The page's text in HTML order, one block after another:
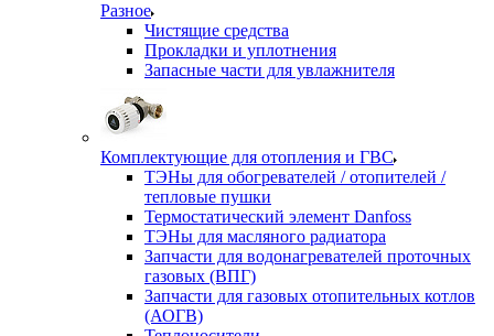
Разное
Чистящие средства
Прокладки и уплотнения
Запасные части для увлажнителя
Комплектующие для отопления и ГВС
ТЭНы для обогревателей / отопителей /
тепловые пушки
Термостатический элемент Danfoss
ТЭНы для масляного радиатора
Запчасти для водонагревателей проточных
газовых (ВПГ)
Запчасти для газовых отопительных котлов
(АОГВ)